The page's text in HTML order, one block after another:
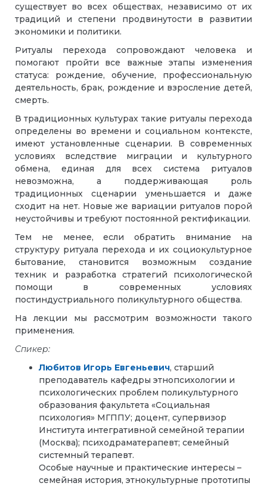
существует во всех обществах, независимо от их
традиций и степени продвинутости в развитии
экономики и политики.
Ритуалы перехода сопровождают человека и
помогают пройти все важные этапы изменения
статуса: рождение, обучение, профессиональную
деятельность, брак, рождение и взросление детей,
смерть.
В традиционных культурах такие ритуалы перехода
определены во времени и социальном контексте,
имеют установленные сценарии. В современных
условиях вследствие миграции и культурного
обмена, единая для всех система ритуалов
невозможна, а поддерживающая роль
традиционных сценарии уменьшается и даже
сходит на нет. Новые же вариации ритуалов порой
неустойчивы и требуют постоянной ректификации.
Тем не менее, если обратить внимание на
структуру ритуала перехода и их социокультурное
бытование, становится возможным создание
техник и разработка стратегий психологической
помощи в современных условиях
постиндустриального поликультурного общества.
На лекции мы рассмотрим возможности такого
применения.
Спикер:
Любитов Игорь Евгеньевич, старший
преподаватель кафедры этнопсихологии и
психологических проблем поликультурного
образования факультета «Социальная
психология» МГППУ; доцент, супервизор
Института интегративной семейной терапии
(Москва); психодраматерапевт; семейный
системный терапевт.
Особые научные и практические интересы –
семейная история, этнокультурные прототипы